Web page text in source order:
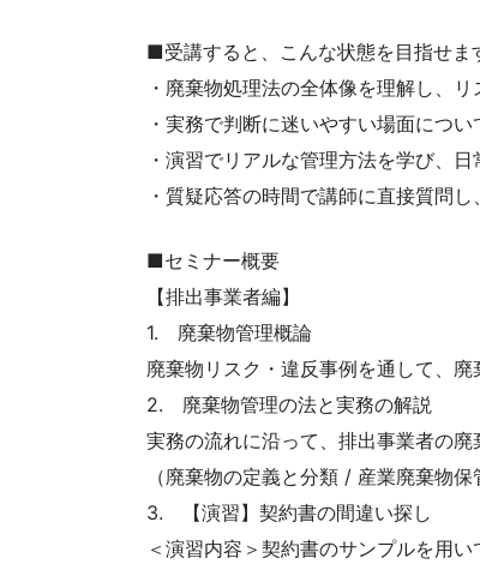
■受講すると、こんな状態を目指せま
・廃棄物処理法の全体像を理解し、
・実務で判断に迷いやすい場面につ
・演習でリアルな管理方法を学び、
・質疑応答の時間で講師に直接質問
■セミナー概要
【排出事業者編】
1. 廃棄物管理概論
廃棄物リスク・違反事例を通して、廃
2. 廃棄物管理の法と実務の解説
実務の流れに沿って、排出事業者の
（廃棄物の定義と分類 / 産業廃棄物
3. 【演習】契約書の間違い探し
＜演習内容＞契約書のサンプルを用